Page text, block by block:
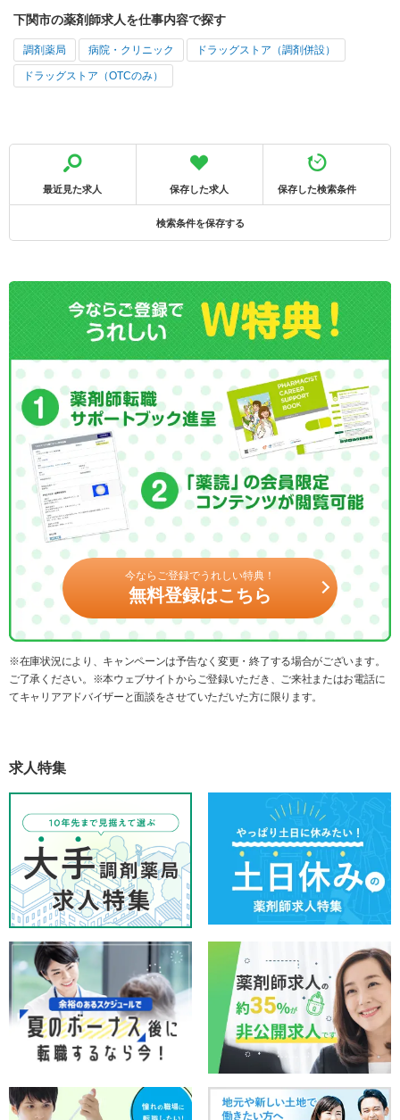
下関市の薬剤師求人を仕事内容で探す
調剤薬局 病院・クリニック ドラッグストア（調剤併設）
ドラッグストア（OTCのみ）
最近見た求人 保存した求人 保存した検索条件
検索条件を保存する
今ならご登録でうれしい特典！
無料登録はこちら
※在庫状況により、キャンペーンは予告なく変更・終了する場合がございます。
ご了承ください。※本ウェブサイトからご登録いただき、ご来社またはお電話に
てキャリアアドバイザーと面談をさせていただいた方に限ります。
求人特集